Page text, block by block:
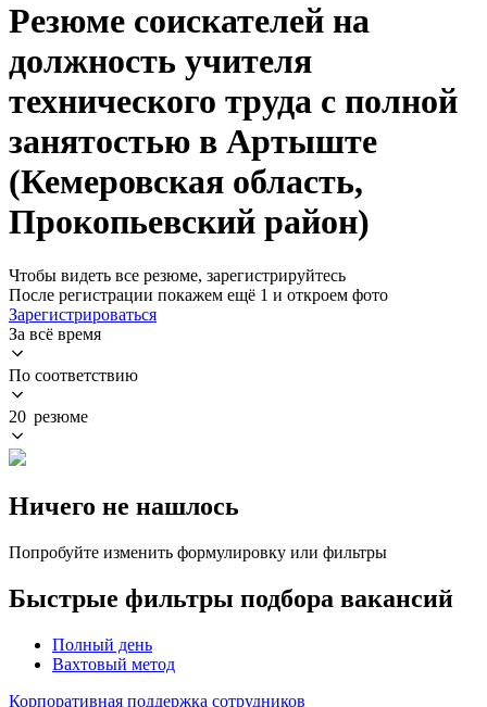
Резюме соискателей на
должность учителя
технического труда с полной
занятостью в Артыште
(Кемеровская область,
Прокопьевский район)
Чтобы видеть все резюме, зарегистрируйтесь
После регистрации покажем ещё 1 и откроем фото
Зарегистрироваться
За всё время
По соответствию
20 резюме
Ничего не нашлось
Попробуйте изменить формулировку или фильтры
Быстрые фильтры подбора вакансий
Полный день
Вахтовый метод
Корпоративная поддержка сотрудников